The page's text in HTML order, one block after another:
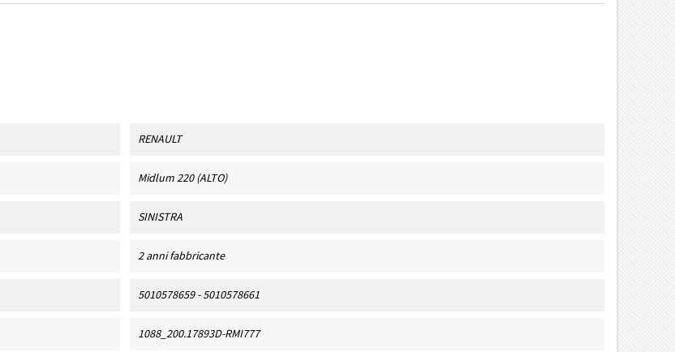
RENAULT
Midlum 220 (ALTO)
SINISTRA
2 anni fabbricante
5010578659 - 5010578661
1088_200.17893D-RMI777